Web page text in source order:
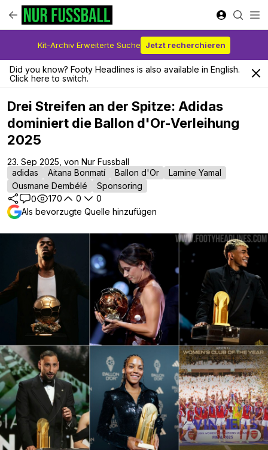
Kit-Archiv Erweiterte Suche Jetzt recherchieren
Did you know? Footy Headlines is also available in English.
Click here to switch.
Drei Streifen an der Spitze: Adidas
dominiert die Ballon d'Or-Verleihung
2025
23. Sep 2025, von Nur Fussball
adidas
Aitana Bonmatí Ballon d'Or
Lamine Yamal
Ousmane Dembélé
Sponsoring
0
170 0
0
Als bevorzugte Quelle hinzufügen